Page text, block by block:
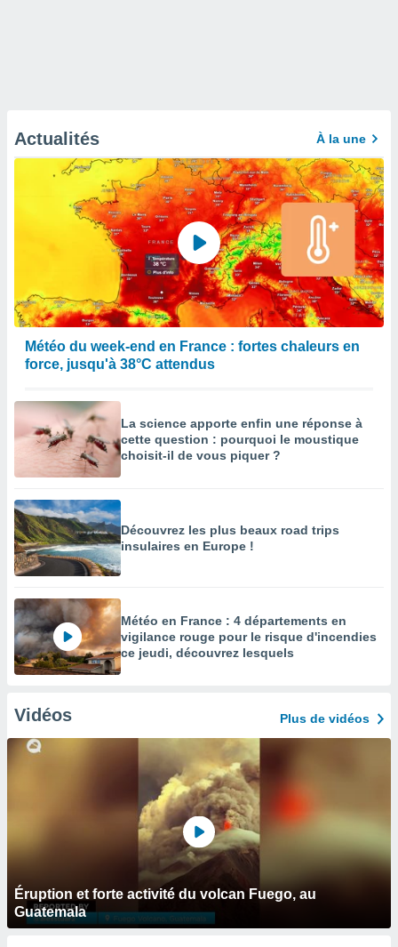
Actualités À la une
Météo du week-end en France : fortes chaleurs en
force, jusqu'à 38°C attendus
La science apporte enfin une réponse à
cette question : pourquoi le moustique
choisit-il de vous piquer ?
Découvrez les plus beaux road trips
insulaires en Europe !
Météo en France : 4 départements en
vigilance rouge pour le risque d'incendies
ce jeudi, découvrez lesquels
Vidéos Plus de vidéos
Éruption et forte activité du volcan Fuego, au
Guatemala